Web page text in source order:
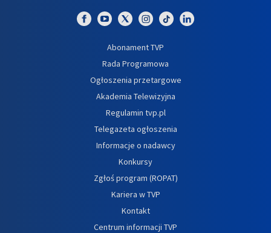
Abonament TVP
Rada Programowa
Ogłoszenia przetargowe
Akademia Telewizyjna
Regulamin tvp.pl
Telegazeta ogłoszenia
Informacje o nadawcy
Konkursy
Zgłoś program (ROPAT)
Kariera w TVP
Kontakt
Centrum informacji TVP